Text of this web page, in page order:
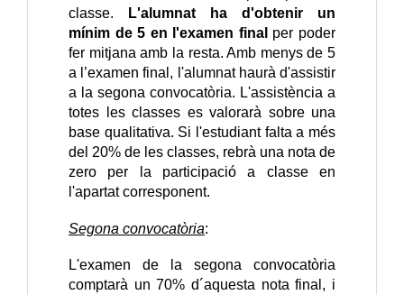
classe.
L'alumnat ha d'obtenir un
mínim de 5 en l'examen final per poder
fer mitjana amb la resta. Amb menys de 5
a l’examen final, l'alumnat haurà d'assistir
a la segona convocatòria. L'assistència a
totes les classes es valorarà sobre una
base qualitativa. Si l'estudiant falta a més
del 20% de les classes, rebrà una nota de
zero per la participació a classe en
l'apartat corresponent.
Segona convocatòria:
L'examen de la segona convocatòria
comptarà un 70% d´aquesta nota final, i